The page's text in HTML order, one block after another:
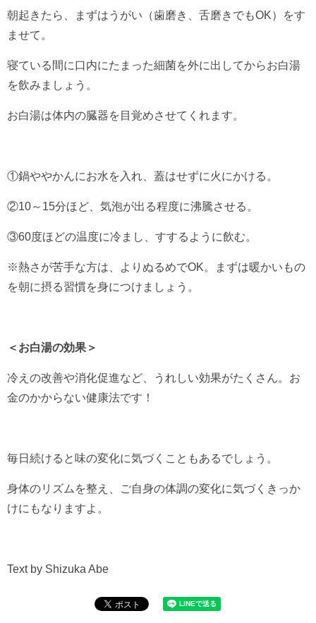
朝起きたら、まずはうがい（歯磨き、舌磨きでもOK）をす
ませて。
寝ている間に口内にたまった細菌を外に出してからお白湯
を飲みましょう。
お白湯は体内の臓器を目覚めさせてくれます。
①鍋ややかんにお水を入れ、蓋はせずに火にかける。
②10～15分ほど、気泡が出る程度に沸騰させる。
③60度ほどの温度に冷まし、すするように飲む。
※熱さが苦手な方は、よりぬるめでOK。まずは暖かいもの
を朝に摂る習慣を身につけましょう。
＜お白湯の効果＞
冷えの改善や消化促進など、うれしい効果がたくさん。お
金のかからない健康法です！
毎日続けると味の変化に気づくこともあるでしょう。
身体のリズムを整え、ご自身の体調の変化に気づくきっか
けにもなりますよ。
Text by Shizuka Abe